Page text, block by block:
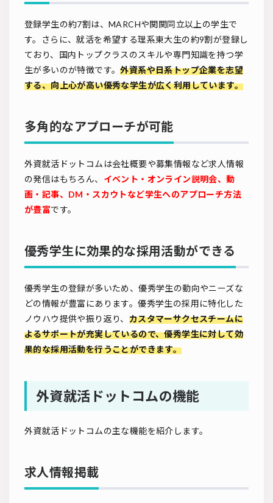
登録学生の約7割は、MARCHや関関同立以上の学生で
す。さらに、就活を希望する理系東大生の約9割が登録し
ており、国内トップクラスのスキルや専門知識を持つ学
生が多いのが特徴です。外資系や日系トップ企業を志望
する、向上心が高い優秀な学生が広く利用しています。
多角的なアプローチが可能
外資就活ドットコムは会社概要や募集情報など求人情報
の発信はもちろん、 イベント・オンライン説明会、動
画・記事、DM・スカウトなど学生へのアプローチ方法
が豊富です。
優秀学生に効果的な採用活動ができる
優秀学生の登録が多いため、優秀学生の動向やニーズな
どの情報が豊富にあります。優秀学生の採用に特化した
ノウハウ提供や振り返り、 カスタマーサクセスチームに
よるサポートが充実しているので、優秀学生に対して効
果的な採用活動を行うことができます。
外資就活ドットコムの機能
外資就活ドットコムの主な機能を紹介します。
求人情報掲載